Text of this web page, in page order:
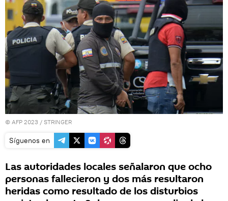
© AFP 2023 / STRINGER
Síguenos en
Las autoridades locales señalaron que ocho
personas fallecieron y dos más resultaron
heridas como resultado de los disturbios